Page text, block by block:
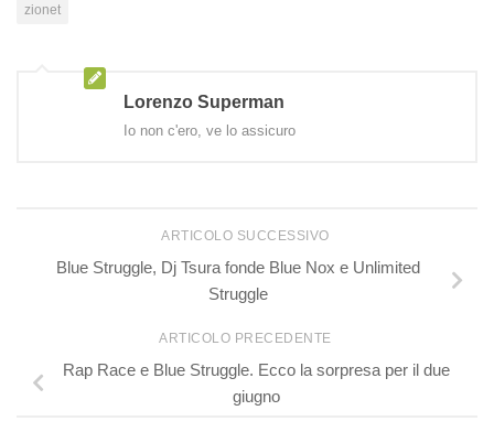
zionet
Lorenzo Superman
Io non c'ero, ve lo assicuro
ARTICOLO SUCCESSIVO
Blue Struggle, Dj Tsura fonde Blue Nox e Unlimited
Struggle
ARTICOLO PRECEDENTE
Rap Race e Blue Struggle. Ecco la sorpresa per il due
giugno